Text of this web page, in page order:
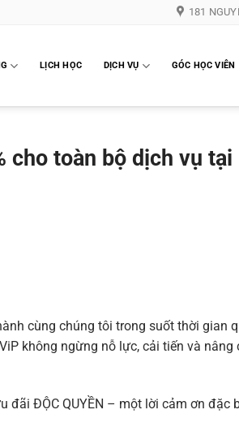
181
LỊCH HỌC DỊCH VỤ GÓC HỌC VIÊN
cho toàn bộ dịch vụ tại
cùng chúng tôi trong suốt thời gian
không ngừng nỗ lực, cải tiến và nâng
đãi ĐỘC QUYỀN – một lời cảm ơn đặc